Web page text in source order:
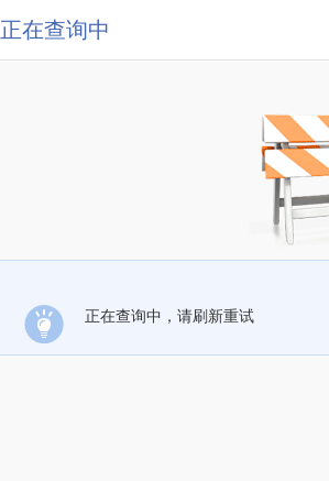
正在查询中
正在查询中，请刷新重试